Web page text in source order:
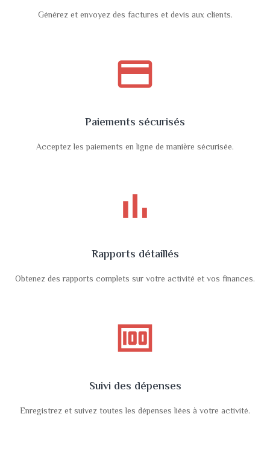
Générez et envoyez des factures et devis aux clients.
payment
Paiements sécurisés
Acceptez les paiements en ligne de manière sécurisée.
bar_chart
Rapports détaillés
Obtenez des rapports complets sur votre activité et vos finances.
money
Suivi des dépenses
Enregistrez et suivez toutes les dépenses liées à votre activité.